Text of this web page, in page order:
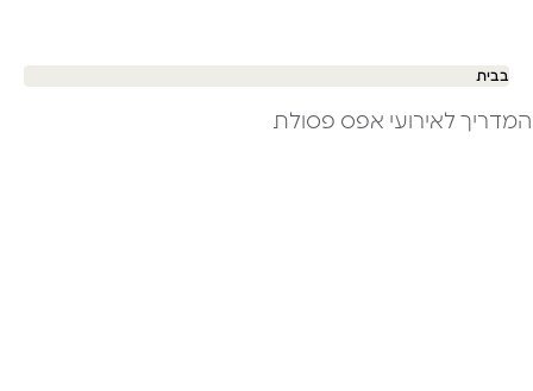
בבית
המדריך לאירועי אפס פסולת ​